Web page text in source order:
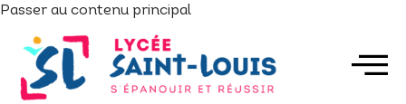
Passer au contenu principal